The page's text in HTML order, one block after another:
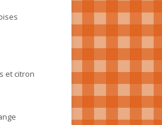
et citron